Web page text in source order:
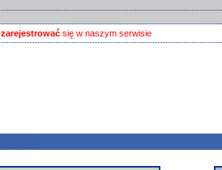
zarejestrować się w naszym serwisie